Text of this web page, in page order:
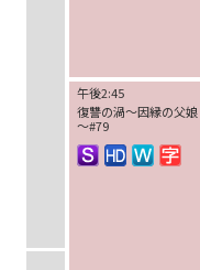
午後2:45
復讐の渦～因縁の父娘
～#79